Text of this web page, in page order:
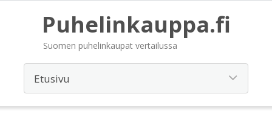
Puhelinkauppa.fi
Suomen puhelinkaupat vertailussa